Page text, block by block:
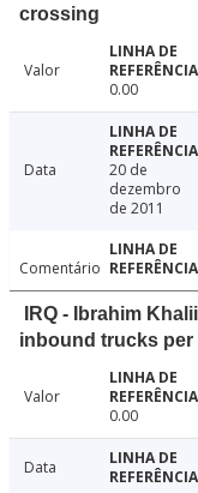
crossing
Valor
0.00
Data
20 de
dezembro
de 2011
Comentário
IRQ - Ibrahim
inbound trucks per
Valor
0.00
Data